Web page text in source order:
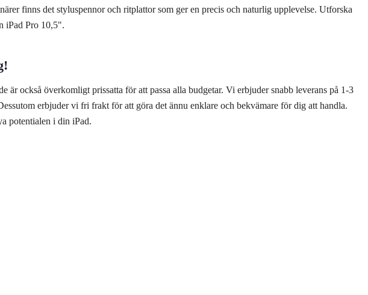
finns det styluspennor och ritplattor som ger en precis och naturlig upplevelse. Utforska
iPad Pro 10,5".
också överkomligt prissatta för att passa alla budgetar. Vi erbjuder snabb leverans på 1-3
erbjuder vi fri frakt för att göra det ännu enklare och bekvämare för dig att handla.
potentialen i din iPad.